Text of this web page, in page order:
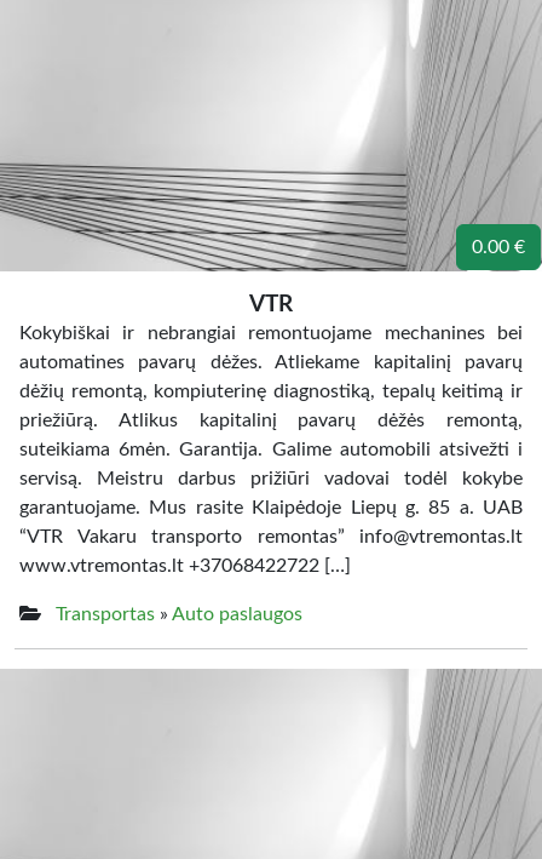
0.00 €
VTR
Kokybiškai ir nebrangiai remontuojame mechanines bei
automatines pavarų dėžes. Atliekame kapitalinį pavarų
dėžių remontą, kompiuterinę diagnostiką, tepalų keitimą ir
priežiūrą. Atlikus kapitalinį pavarų dėžės remontą,
suteikiama 6mėn. Garantija. Galime automobili atsivežti i
servisą. Meistru darbus prižiūri vadovai todėl kokybe
garantuojame. Mus rasite Klaipėdoje Liepų g. 85 a. UAB
“VTR Vakaru transporto remontas” info@vtremontas.lt
www.vtremontas.lt +37068422722 […]
Transportas » Auto paslaugos